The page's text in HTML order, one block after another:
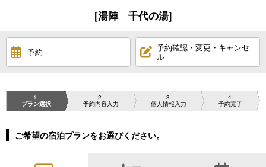
[湯陣 千代の湯]
予約
予約確認・変更・キャンセ
ル
1
プラン選択
2
予約内容入力
3
個人情報入力
4
予約完了
ご希望の宿泊プランをお選びください。